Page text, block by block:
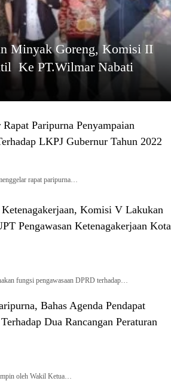
Minyak Goreng, Komisi II
Ke PT.Wilmar Nabati
Paripurna Penyampaian
LKPJ Gubernur Tahun 2022
rapat paripurna…
Ketenagakerjaan, Komisi V Lakukan
Pengawasan Ketenagakerjaan Kota
fungsi pengawasaan DPRD terhadap…
Bahas Agenda Pendapat
Dua Rancangan Peraturan
oleh Wakil Ketua…